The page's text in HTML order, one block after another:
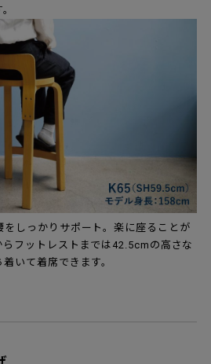
しっかりサポート。楽に座ることが
フットレストまでは42.5cmの高さな
いて着席できます。